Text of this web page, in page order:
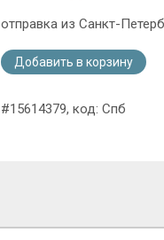
отправка из Санкт-
Добавить в корзину
#15614379, код: Спб